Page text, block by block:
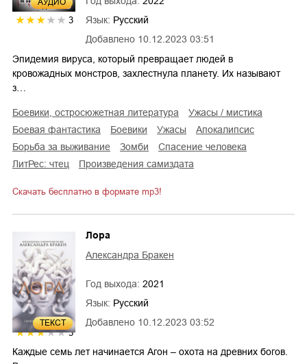
AУДИО
3
Добавлено 10.12.2023 03:51
Язык: Русский
Эпидемия вируса, который превращает людей в
кровожадных монстров, захлестнула планету. Их называют
з…
боевики, остросюжетная литература
ужасы / мистика
боевая фантастика
боевики ужасы
апокалипсис
борьба за выживание
зомби
спасение человека
ЛитРес: чтец
Произведения самиздата
Скачать бесплатно в формате mp3!
ТЕКСТ
3
Добавлено 10.12.2023 03:52
Лора
Александра Бракен
Год выхода: 2021
Язык: Русский
Каждые семь лет начинается Агон – охота на древних богов.